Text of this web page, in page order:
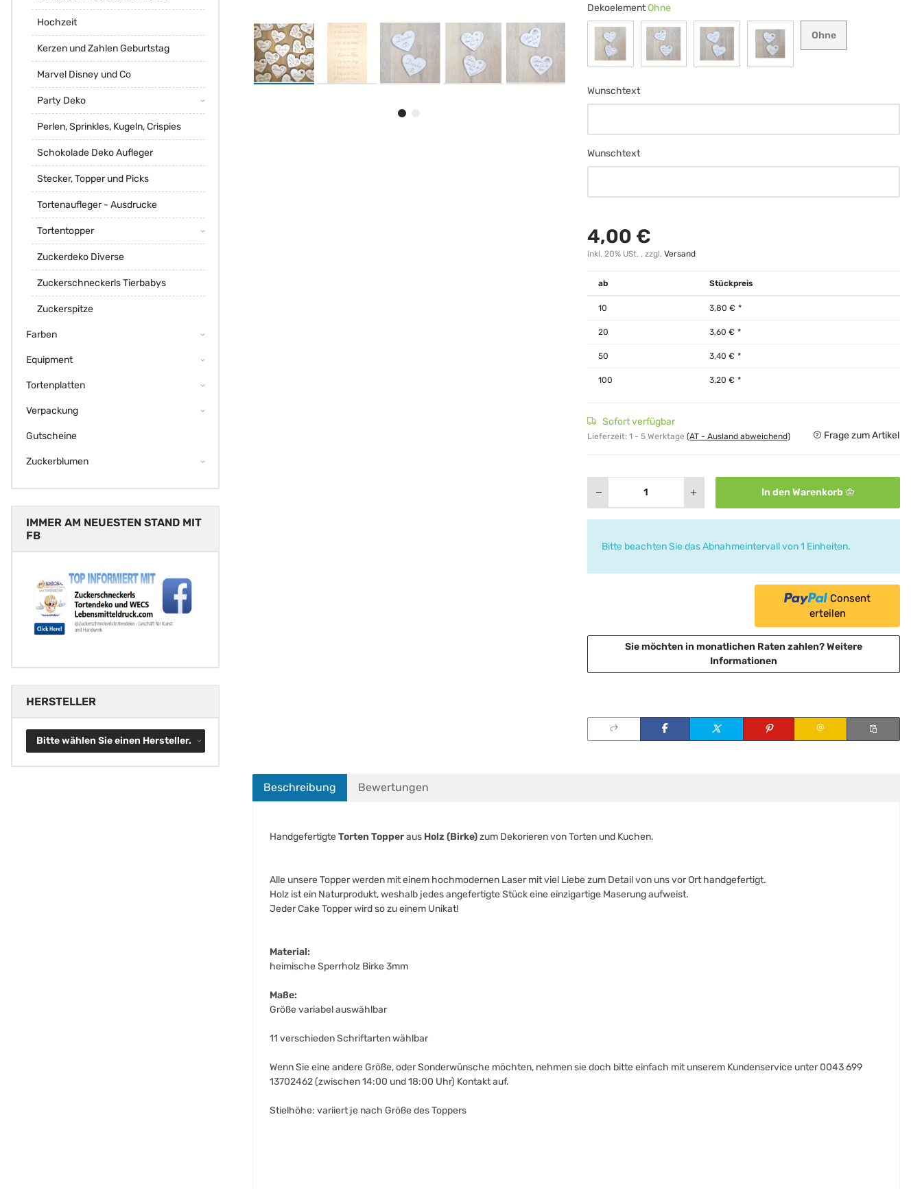
DekoelementOhne
Ohne
Ohne
Wunschtext
Wunschtext
4,00 €
inkl. 20% USt. , zzgl. Versand
ab Stückpreis
10 3,80 € *
20 3,60 € *
50 3,40 € *
100 3,20 € *
Sofort verfügbar
Lieferzeit: 1 - 5 Werktage (AT - Ausland abweichend) Frage zum Artikel
In den Warenkorb
Bitte beachten Sie das Abnahmeintervall von 1 Einheiten.
Consent
erteilen
Sie möchten in monatlichen Raten zahlen?Weitere
Informationen
Beschreibung Bewertungen
HandgefertigteTorten Topperaus Holz (Birke)zum Dekorieren von Torten und Kuchen.
Alle unsere Topper werden mit einem hochmodernen Laser mit viel Liebe zum Detail von uns vor Ort handgefertigt.
Holz ist ein Naturprodukt, weshalb jedes angefertigte Stück eine einzigartige Maserung aufweist.
Jeder Cake Topper wird so zu einem Unikat!
Material:
heimische Sperrholz Birke 3mm
Maße:
Größe variabel auswählbar
11 verschieden Schriftarten wählbar
Wenn Sie eine andere Größe, oder Sonderwünsche möchten, nehmen sie doch bitte einfach mit unserem Kundenservice unter 0043 699
13702462 (zwischen 14:00 und 18:00 Uhr) Kontakt auf.
Stielhöhe: variiert je nach Größe des Toppers
Hochzeit
Kerzen und Zahlen Geburtstag
Marvel Disney und Co
Party Deko
Perlen, Sprinkles, Kugeln, Crispies
Schokolade Deko Aufleger
Stecker, Topper und Picks
Tortenaufleger - Ausdrucke
Tortentopper
Zuckerdeko Diverse
Zuckerschneckerls Tierbabys
Zuckerspitze
Farben
Equipment
Tortenplatten
Verpackung
Gutscheine
Zuckerblumen
IMMER AM NEUESTEN STAND MIT
FB
HERSTELLER
Bitte wählen Sie einen Hersteller.